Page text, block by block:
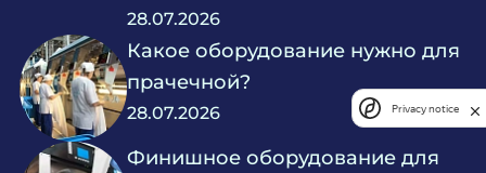
28.07.2026
Какое оборудование нужно для
прачечной?
28.07.2026
Финишное оборудование для
Privacy notice